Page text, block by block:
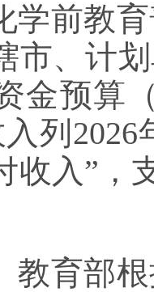
学前教
市、计
金预算
列2026
收入”，
教育部